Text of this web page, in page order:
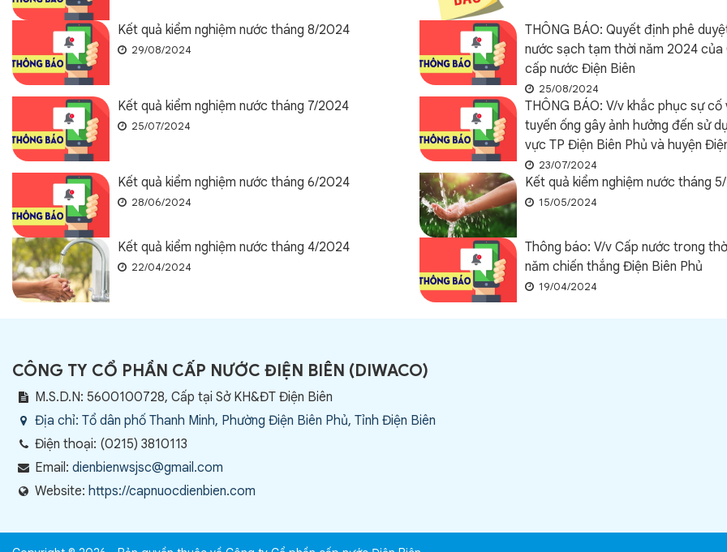
Kết quả kiểm nghiệm nước tháng 8/2024
29/08/2024
THÔNG BÁO: Quyết định phê
nước sạch tạm thời năm 2024 của
cấp nước Điện Biên
25/08/2024
Kết quả kiểm nghiệm nước tháng 7/2024
25/07/2024
THÔNG BÁO: V/v khắc phục sự cố
tuyến ống gây ảnh hưởng đến sử
vực TP Điện Biên Phủ và huyện
23/07/2024
Kết quả kiểm nghiệm nước tháng 6/2024
28/06/2024
Kết quả kiểm nghiệm nước tháng
15/05/2024
Kết quả kiểm nghiệm nước tháng 4/2024
22/04/2024
Thông báo: V/v Cấp nước trong
năm chiến thắng Điện Biên Phủ
19/04/2024
CÔNG TY CỔ PHẦN CẤP NƯỚC ĐIỆN BIÊN (DIWACO)
M.S.D.N: 5600100728, Cấp tại Sở KH&ĐT Điện Biên
Địa chỉ: Tổ dân phố Thanh Minh, Phường Điện Biên Phủ, Tỉnh Điện Biên
Điện thoại: (0215) 3810113
Email: dienbienwsjsc@gmail.com
Website: https://capnuocdienbien.com